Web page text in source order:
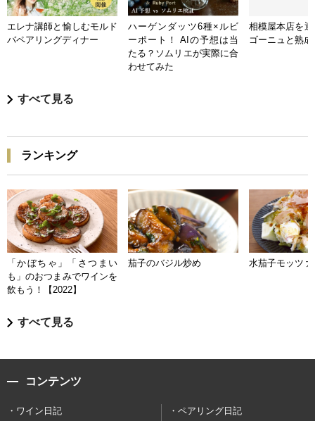
エレナ講師と愉しむモルド
バペアリングディナー
ハーゲンダッツ6種×ルビ
ーポート！ AIの予想は当
たる？ソムリエが実際に合
わせてみた
相模屋本店を
ゴーニュと熟
すべて見る
ランキング
「かぼちゃ」「さつまい
も」のおつまみでワインを
飲もう！【2022】
茄子のバジル炒め 水茄子モッツァ
すべて見る
コンテンツ
ワイン日記
ペアリング日記